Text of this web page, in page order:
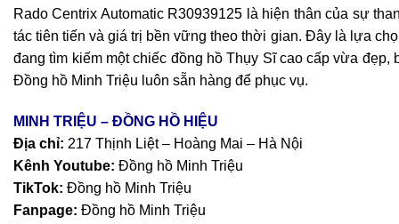
Rado Centrix Automatic R30939125 là hiện thân của sự
tác tiên tiến và giá trị bền vững theo thời gian. Đây là lựa
đang tìm kiếm một chiếc đồng hồ Thụy Sĩ cao cấp vừa đẹp,
Đồng hồ Minh Triệu luôn sẵn hàng để phục vụ.
MINH TRIỆU – ĐỒNG HỒ HIỆU
Địa chỉ: 217 Thịnh Liệt – Hoàng Mai – Hà Nội
Kênh Youtube: Đồng hồ Minh Triệu
TikTok: Đồng hồ Minh Triệu
Fanpage: Đồng hồ Minh Triệu